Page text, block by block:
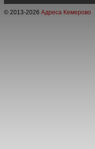
© 2013-2026 Адреса Кемерово